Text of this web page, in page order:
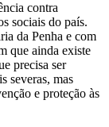
contra
sociais do país.
da Penha e com
que ainda existe
precisa ser
severas, mas
e proteção às